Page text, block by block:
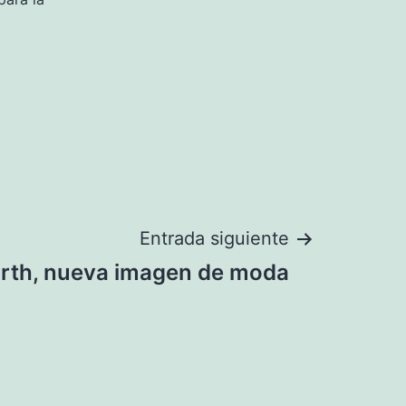
Entrada siguiente
nueva imagen de moda